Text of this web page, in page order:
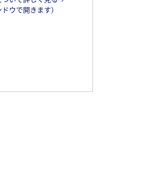
ウで開きます）